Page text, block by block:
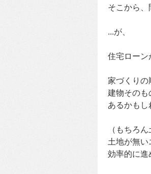
そこから、
...が、
住宅ローン
家づくりの
建物そのも
あるかもし
（もちろ
土地が無
効率的に進